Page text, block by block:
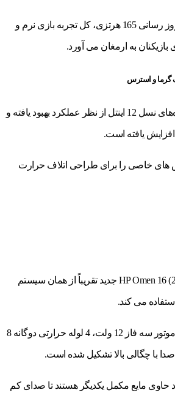
به لطف نمایشگر نرخ به روز رسانی 165 هرتزی، کل تجربه بازی نرم و
بازیکنان به ارمغان می آورد.
مشخص است که پردازنده‌های نسل 12 اینتل از نظر عملکرد بهبود یافته و
یافته است.
های خاصی را برای طراحی اتلاف حرارت
لازم به ذکر است که HP Omen 16 (2022) جدید تقریباً از همان سیستم
می کند.
سیستم اتلاف گرما از یک موتور سه فاز 12 ولت، 4 لوله حرارتی دوگانه 8
با چگالی بالا تشکیل شده است.
حاوی مایع مکمل یکدیگر هستند تا صدای کم